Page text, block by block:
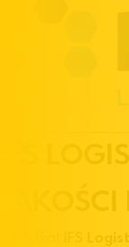
IFS